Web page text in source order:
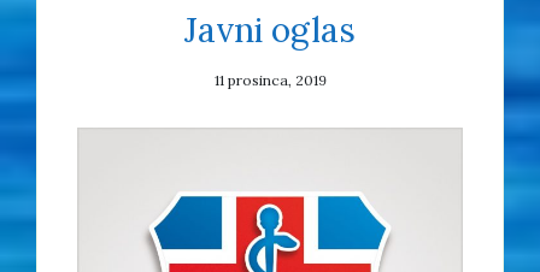
Javni oglas
11 prosinca, 2019